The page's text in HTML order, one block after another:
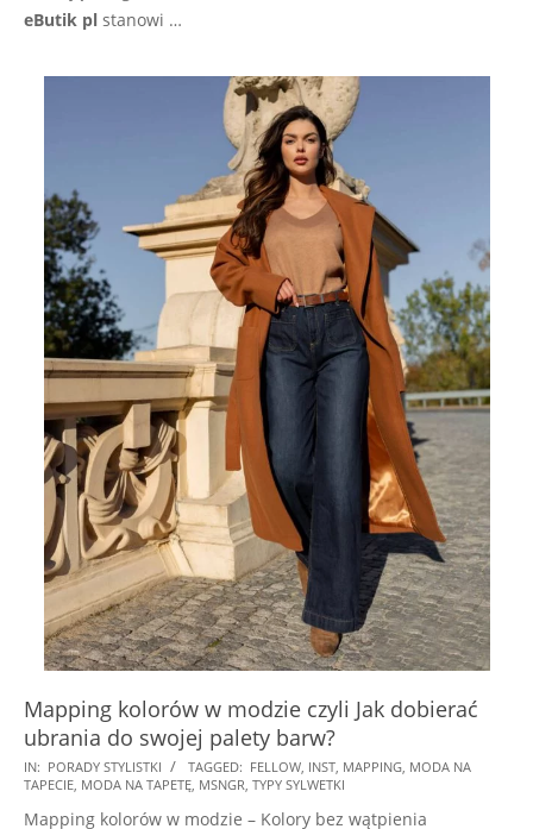
eButik pl stanowi …
Mapping kolorów w modzie czyli Jak dobierać
ubrania do swojej palety barw?
2024-
11-
25
IN: PORADY STYLISTKI TAGGED: FELLOW, INST, MAPPING, MODA NA
TAPECIE, MODA NA TAPETĘ, MSNGR, TYPY SYLWETKI
Mapping kolorów w modzie – Kolory bez wątpienia